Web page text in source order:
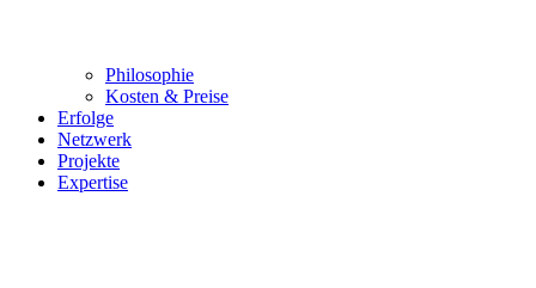
Philosophie
Kosten & Preise
Erfolge
Netzwerk
Projekte
Expertise